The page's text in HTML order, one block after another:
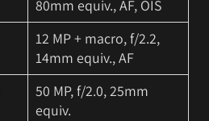
80mm equiv., AF, OIS
12 MP + macro, f/2.2,
14mm equiv., AF
50 MP, f/2.0, 25mm
equiv.